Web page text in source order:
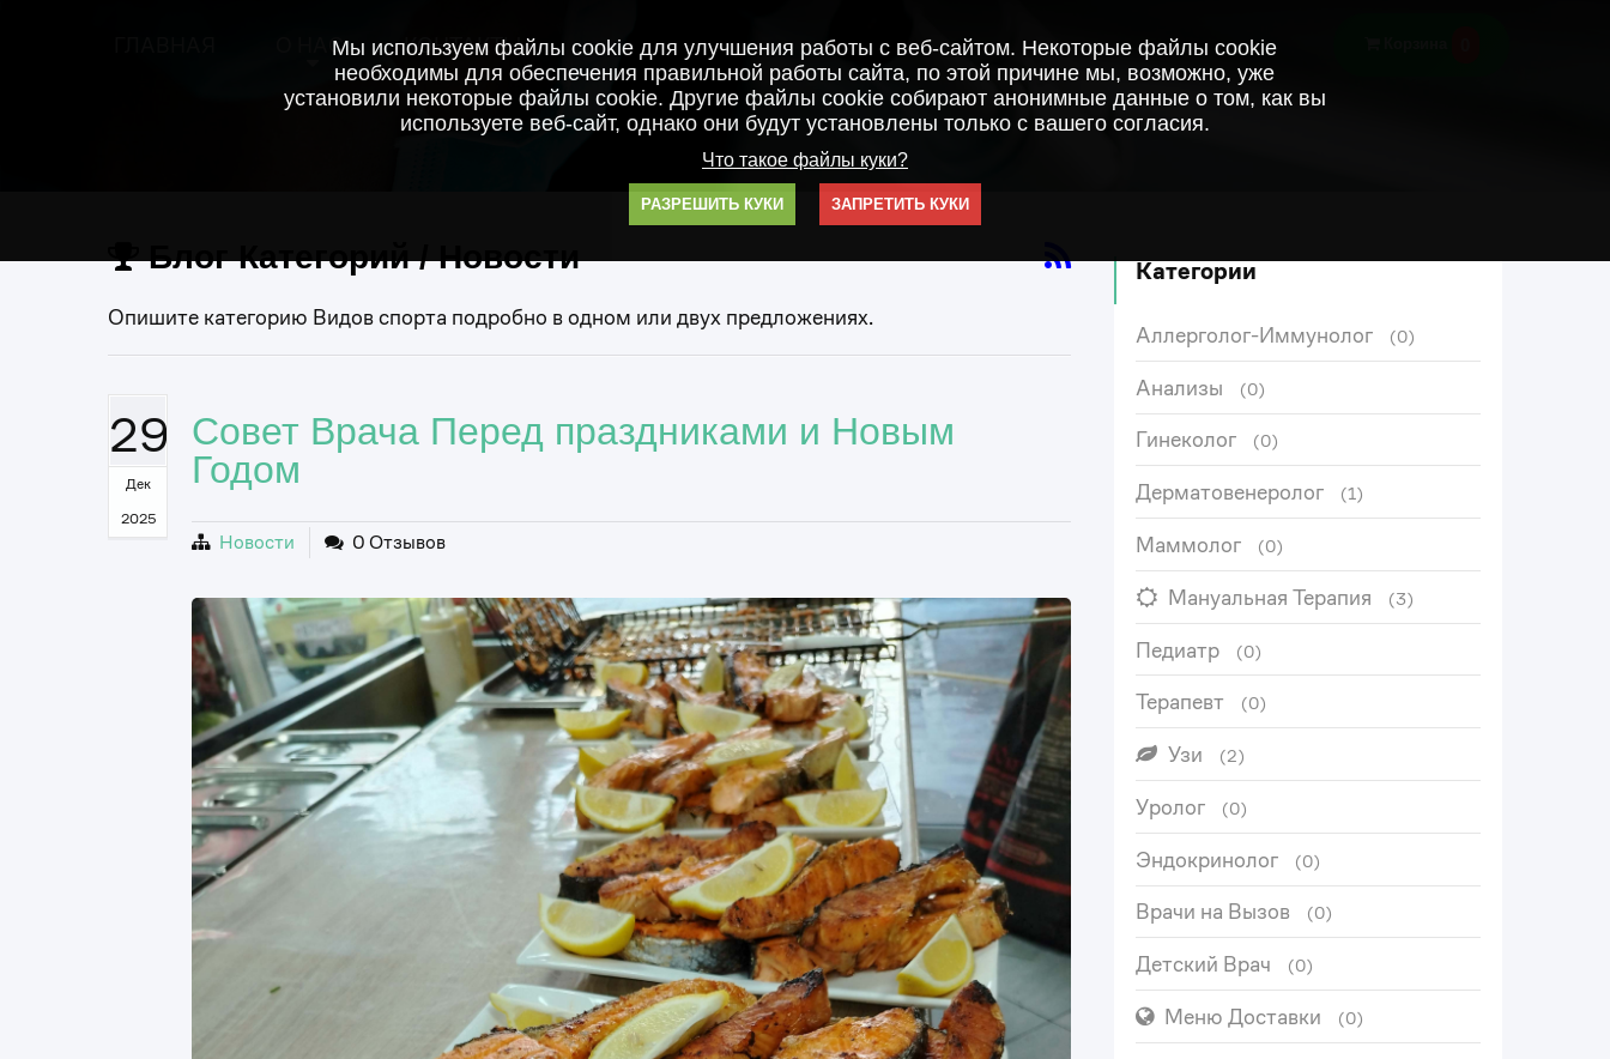
О НАС КОНТАКТЫ
Блог Категорий / Новости
Опишите категорию Видов спорта подробно в одном или двух предложениях.
29
Дек
2025
Совет Врача Перед праздниками и Новым
Годом
Новости 0 Отзывов
Категории
Аллерголог-Иммунолог (0)
Анализы (0)
Гинеколог (0)
Дерматовенеролог (1)
Маммолог (0)
Мануальная Терапия (3)
Педиатр (0)
Терапевт (0)
Узи (2)
Уролог (0)
Эндокринолог (0)
Врачи на Вызов (0)
Детский Врач (0)
Меню Доставки (0)
Мы используем файлы cookie для улучшения работы с веб-сайтом. Некоторые файлы cookie
необходимы для обеспечения правильной работы сайта, по этой причине мы, возможно, уже
установили некоторые файлы cookie. Другие файлы cookie собирают анонимные данные о том, как вы
используете веб-сайт, однако они будут установлены только с вашего согласия.
Что такое файлы куки?
РАЗРЕШИТЬ КУКИ ЗАПРЕТИТЬ КУКИ